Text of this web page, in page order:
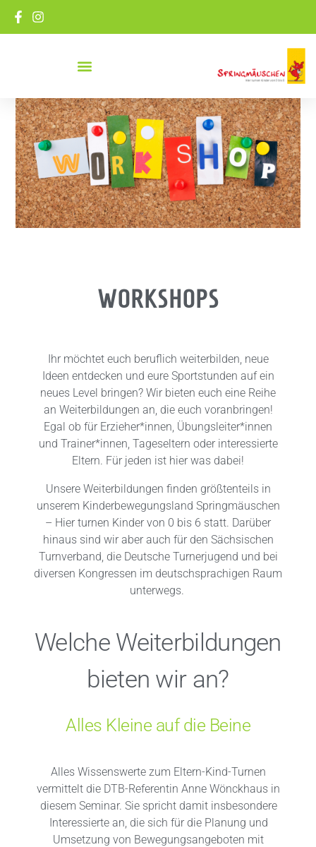
WORKSHOPS
Ihr möchtet euch beruflich weiterbilden, neue
Ideen entdecken und eure Sportstunden auf ein
neues Level bringen? Wir bieten euch eine Reihe
an Weiterbildungen an, die euch voranbringen!
Egal ob für Erzieher*innen, Übungsleiter*innen
und Trainer*innen, Tageseltern oder interessierte
Eltern. Für jeden ist hier was dabei!
Unsere Weiterbildungen finden größtenteils in
unserem Kinderbewegungsland Springmäuschen
– Hier turnen Kinder von 0 bis 6 statt. Darüber
hinaus sind wir aber auch für den Sächsischen
Turnverband, die Deutsche Turnerjugend und bei
diversen Kongressen im deutschsprachigen Raum
unterwegs.
Welche Weiterbildungen
bieten wir an?
Alles Kleine auf die Beine
Alles Wissenswerte zum Eltern-Kind-Turnen
vermittelt die DTB-Referentin Anne Wönckhaus in
diesem Seminar. Sie spricht damit insbesondere
Interessierte an, die sich für die Planung und
Umsetzung von Bewegungsangeboten mit